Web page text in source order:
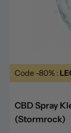
Code -80% :
CBD Spray
(Stormrock)